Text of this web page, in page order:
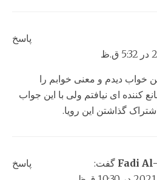
خواب دیدم و معنی خوابم را
کننده ای نیافتم ولی با این جواب
گذاشتن این رویا.
پاسخ
Fadi گفت:
پاسخ